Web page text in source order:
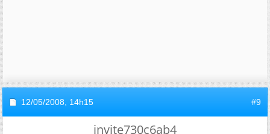
12/05/2008, 14h15 #9
invite730c6ab4